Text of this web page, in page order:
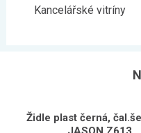
Kancelářské vitríny
Židle plast černá,